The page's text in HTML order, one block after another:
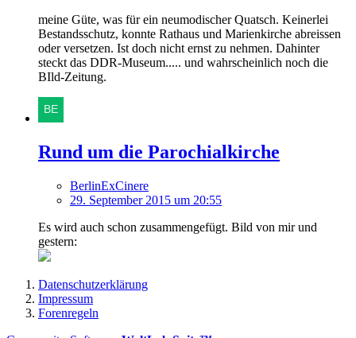
meine Güte, was für ein neumodischer Quatsch. Keinerlei
Bestandsschutz, konnte Rathaus und Marienkirche abreissen
oder versetzen. Ist doch nicht ernst zu nehmen. Dahinter
steckt das DDR-Museum..... und wahrscheinlich noch die
BIld-Zeitung.
Rund um die Parochialkirche
BerlinExCinere
29. September 2015 um 20:55
Es wird auch schon zusammengefügt. Bild von mir und
gestern:
Datenschutzerklärung
Impressum
Forenregeln